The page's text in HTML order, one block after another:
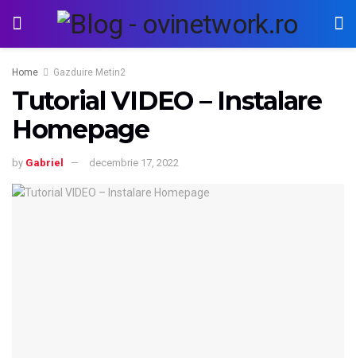
Home Gazduire Metin2
Tutorial VIDEO – Instalare
Homepage
by Gabriel decembrie 17, 2022